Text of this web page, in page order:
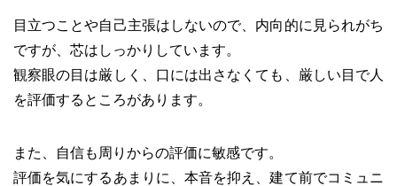
目立つことや自己主張はしないので、内向的に見られがち
ですが、芯はしっかりしています。
観察眼の目は厳しく、口には出さなくても、厳しい目で人
を評価するところがあります。
また、自信も周りからの評価に敏感です。
評価を気にするあまりに、本音を抑え、建て前でコミュニ